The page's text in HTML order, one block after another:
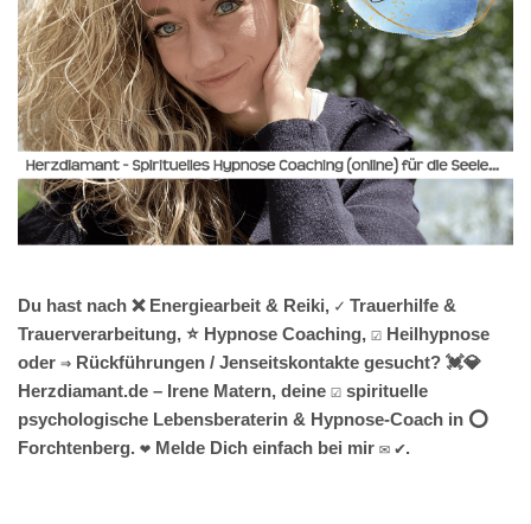
Du hast nach ❌ Energiearbeit & Reiki, ✓ Trauerhilfe &
Trauerverarbeitung, ⭐ Hypnose Coaching, ☑️ Heilhypnose
oder ⇒ Rückführungen / Jenseitskontakte gesucht? 💓️💎
Herzdiamant.de – Irene Matern, deine ☑️ spirituelle
psychologische Lebensberaterin & Hypnose-Coach in ⭕
Forchtenberg. ❤ Melde Dich einfach bei mir ✉ ✔.